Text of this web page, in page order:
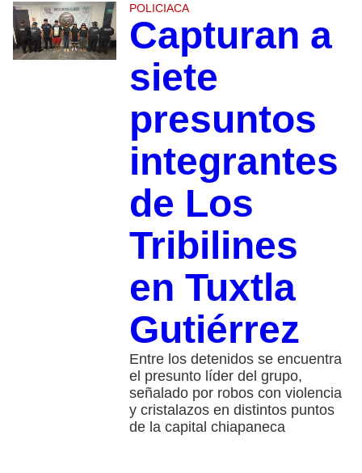
POLICIACA
Capturan a
siete
presuntos
integrantes
de Los
Tribilines
en Tuxtla
Gutiérrez
Entre los detenidos se encuentra
el presunto líder del grupo,
señalado por robos con violencia
y cristalazos en distintos puntos
de la capital chiapaneca